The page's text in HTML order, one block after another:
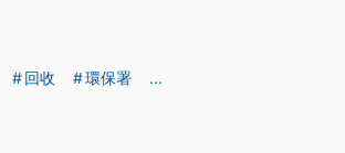
回收 環保署 ...